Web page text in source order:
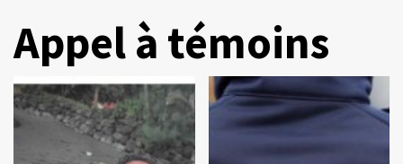
Appel à témoins